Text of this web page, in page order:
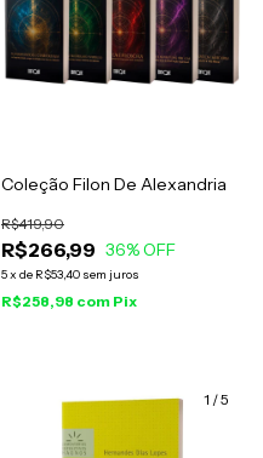
Coleção Filon De Alexandria
R$266,99
R$419,90
36% OFF
5x de R$53,40 sem juros
R$258,98 com Pix
1 /5